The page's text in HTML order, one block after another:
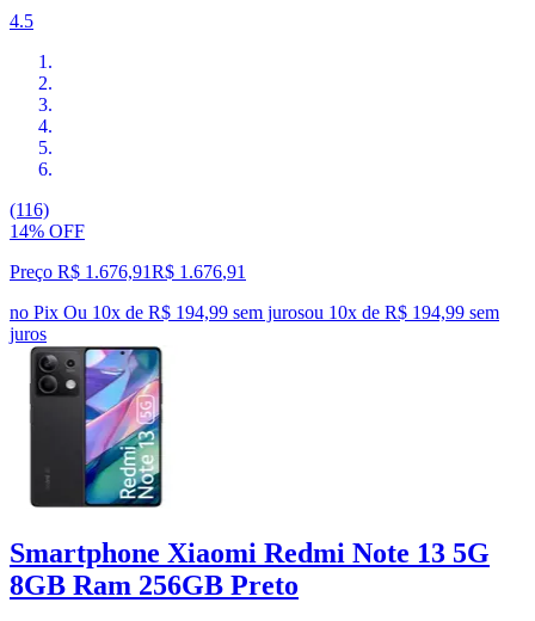
4.5
(116)
14% OFF
Preço R$ 1.676,91R$ 1.676,91
no Pix Ou 10x de R$ 194,99 sem jurosou 10x de R$ 194,99 sem
juros
Smartphone Xiaomi Redmi Note 13 5G
8GB Ram 256GB Preto